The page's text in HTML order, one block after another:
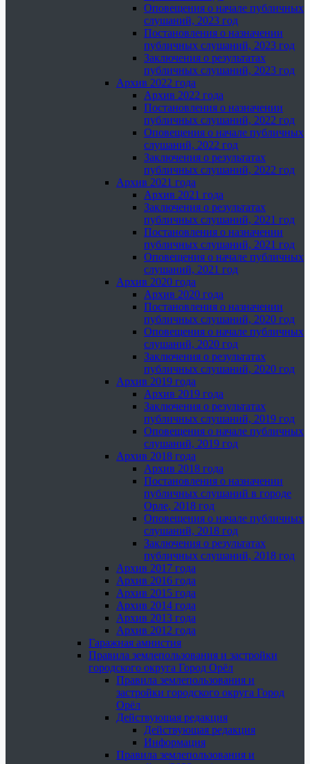
Оповещения о начале публичных
слушаний, 2023 год
Постановления о назначении
публичных слушаний, 2023 год
Заключения о результатах
публичных слушаний, 2023 год
Архив 2022 года
Архив 2022 года
Постановления о назначении
публичных слушаний, 2022 год
Оповещения о начале публичных
слушаний, 2022 год
Заключения о результатах
публичных слушаний, 2022 год
Архив 2021 года
Архив 2021 года
Заключения о результатах
публичных слушаний, 2021 год
Постановления о назначении
публичных слушаний, 2021 год
Оповещения о начале публичных
слушаний, 2021 год
Архив 2020 года
Архив 2020 года
Постановления о назначении
публичных слушаний, 2020 год
Оповещения о начале публичных
слушаний, 2020 год
Заключения о результатах
публичных слушаний, 2020 год
Архив 2019 года
Архив 2019 года
Заключения о результатах
публичных слушаний, 2019 год
Оповещения о начале публичных
слушаний, 2019 год
Архив 2018 года
Архив 2018 года
Постановления о назначении
публичных слушаний в городе
Орле, 2018 год
Оповещения о начале публичных
слушаний, 2018 год
Заключения о результатах
публичных слушаний, 2018 год
Архив 2017 года
Архив 2016 года
Архив 2015 года
Архив 2014 года
Архив 2013 года
Архив 2012 года
Гаражная амнистия
Правила землепользования и застройки
городского округа Город Орёл
Правила землепользования и
застройки городского округа Город
Орёл
Действующая редакция
Действующая редакция
Информация
Правила землепользования и